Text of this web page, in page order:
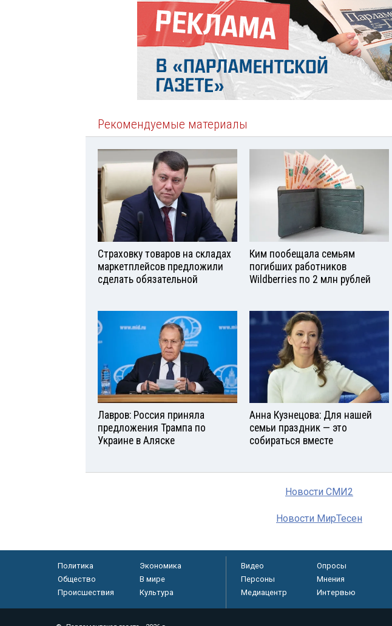
Рекомендуемые материалы
Страховку товаров на складах
маркетплейсов предложили
сделать обязательной
Ким пообещала семьям
погибших работников
Wildberries по 2 млн рублей
Лавров: Россия приняла
предложения Трампа по
Украине в Аляске
Анна Кузнецова: Для нашей
семьи праздник — это
собираться вместе
Новости СМИ2
Новости МирТесен
Политика
Экономика
Общество
В мире
Происшествия
Культура
Видео Опросы
Персоны
Мнения
Медиацентр
Интервью